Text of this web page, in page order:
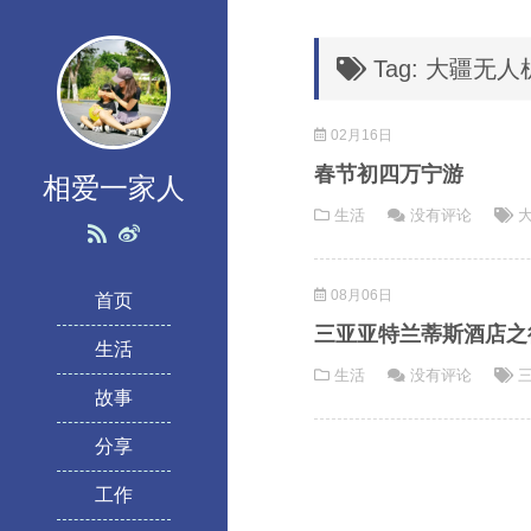
相爱一家人
首页
生活
故事
分享
工作
Tag: 大疆无人
02月16日
春节初四万宁游
生活 没有评论
08月06日
三亚亚特兰蒂斯酒店
生活 没有评论